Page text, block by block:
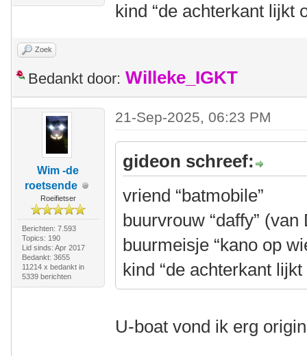
kind “de achterkant lijkt
Zoek
Bedankt door: Willeke_IGKT
Wim -de
roetsende
Roeifietser
Berichten: 7.593
Topics: 190
Lid sinds: Apr 2017
Bedankt: 3655
11214 x bedankt in
5339 berichten
21-Sep-2025, 06:23 PM
gideon schreef:
vriend “batmobile”
buurvrouw “daffy” (van
buurmeisje “kano op
kind “de achterkant
U-boat vond ik erg